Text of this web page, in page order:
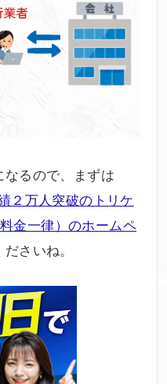
るので、まずは
２万人突破のトリケ
金一律）のホームペ
さいね。